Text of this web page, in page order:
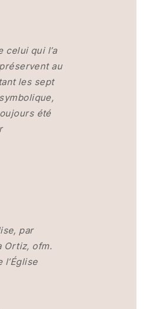
qui l’a
au
les sept
été
par
Ortiz, ofm.